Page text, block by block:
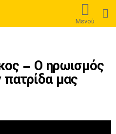
Μενού
– Ο ηρωισμός
πατρίδα μας